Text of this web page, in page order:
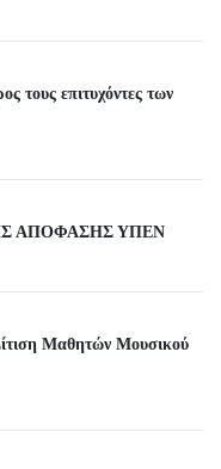
τους επιτυχόντες των
ΑΠΟΦΑΣΗΣ ΥΠΕΝ
Μαθητών Μουσικού